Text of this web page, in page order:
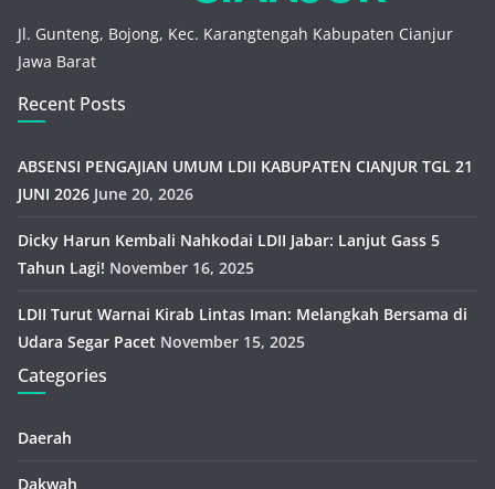
Jl. Gunteng, Bojong, Kec. Karangtengah Kabupaten Cianjur
Jawa Barat
Recent Posts
ABSENSI PENGAJIAN UMUM LDII KABUPATEN CIANJUR TGL 21
JUNI 2026 June 20, 2026
Dicky Harun Kembali Nahkodai LDII Jabar: Lanjut Gass 5
Tahun Lagi! November 16, 2025
LDII Turut Warnai Kirab Lintas Iman: Melangkah Bersama di
Udara Segar Pacet November 15, 2025
Categories
Daerah
Dakwah